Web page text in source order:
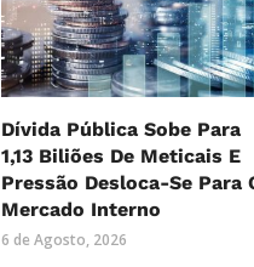
Dívida Pública Sobe Para
1,13 Biliões De Meticais E
Pressão Desloca-Se Para
Mercado Interno
6 de Agosto, 2026